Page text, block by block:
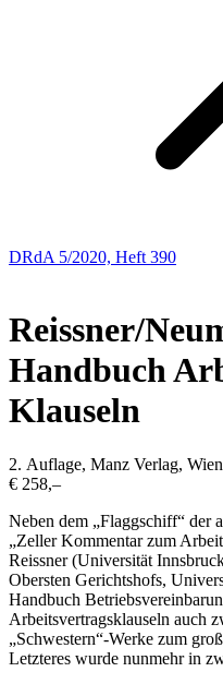
DRdA 5/2020, Heft 390
Reissner/
Handbuch
Klauseln
2. Auflage, Manz Verlag,
€ 258,–
Neben dem „Flaggschiff“ der
„Zeller Kommentar zum
Reissner(Universität
Obersten Gerichtshofs,
Handbuch
Arbeitsvertragsklauseln auch
„Schwestern“-Werke zum
Letzteres wurde nunmehr in